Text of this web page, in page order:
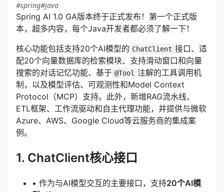
#spring#java
Spring AI 1.0 GA版本终于正式发布！第一个正式版
本，超多内容，每个Java开发者都必须了解一下！
核心功能包括支持20个AI模型的 ChatClient 接口、适
配20个向量数据库的检索模块、支持滑动窗口和向量
搜索的对话记忆功能、基于 @Tool 注解的工具调用机
制，以及模型评估、可观测性和Model Context
Protocol（MCP）支持。此外，新增RAG流水线、
ETL框架、工作流驱动和自主代理功能，并提供与微软
Azure、AWS、Google Cloud等云服务商的集成案
例。
1. ChatClient核心接口
• 作为与AI模型交互的主要接口，支持20个AI模